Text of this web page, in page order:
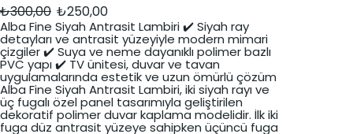
₺300,00 O
r
i
j
i
n
₺250,00Ş
u
a
n
d
a
Alba Fine Siyah Antrasit Lambiri ✔️ Siyah ray
detayları ve antrasit yüzeyiyle modern mimari
çizgiler ✔️ Suya ve neme dayanıklı polimer bazlı
PVC yapı ✔️ TV ünitesi, duvar ve tavan
uygulamalarında estetik ve uzun ömürlü çözüm
Alba Fine Siyah Antrasit Lambiri, iki siyah rayı ve
üç fugalı özel panel tasarımıyla geliştirilen
dekoratif polimer duvar kaplama modelidir. İlk iki
fuga düz antrasit yüzeye sahipken üçüncü fuga